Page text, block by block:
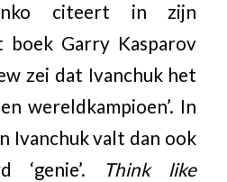
citeert in zijn
Garry Kasparov
zei dat Ivanchuk het
wereldkampioen’. In
Ivanchuk valt dan ook
‘genie’.
Think like